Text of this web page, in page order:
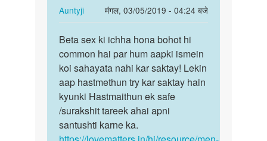
he
by
Pritam
yadav
Auntyji
मंगल, 03/05/2019 - 04:24 बजे
In
reply
to
Sex
karna
hai
by
Arjun
Beta
sex
ki
ichha
hona
bohot…
Beta sex ki ichha hona bohot hi
common hai par hum aapki ismein
koi sahayata nahi kar saktay! Lekin
aap hastmethun try kar saktay hain
kyunki Hastmaithun ek safe
/surakshit tareek ahai apni
santushti karne ka.